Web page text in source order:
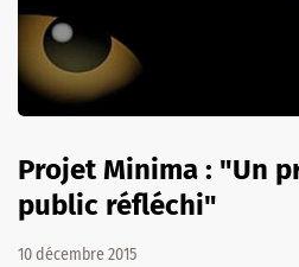
Projet Minima : "Un
public réfléchi"
10 décembre 2015